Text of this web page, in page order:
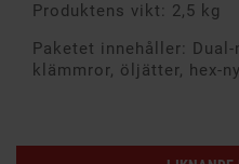
Produktens vikt: 2,5 kg
Paketet innehåller:
klämmror, öljätter, hex-